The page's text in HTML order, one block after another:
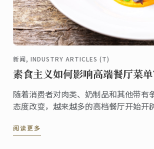
新闻, INDUSTRY ARTICLES (T)
素食主义如何影响高端餐厅菜单
随着消费者对肉类、奶制品和其他带有
态度改变，越来越多的高档餐厅开始开
阅读更多